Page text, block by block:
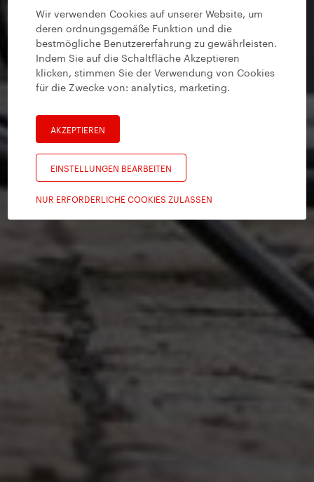
Wir verwenden Cookies auf unserer Website, um
deren ordnungsgemäße Funktion und die
bestmögliche Benutzererfahrung zu gewährleisten.
Indem Sie auf die Schaltfläche Akzeptieren
klicken, stimmen Sie der Verwendung von Cookies
für die Zwecke von:analytics, marketing.
AKZEPTIEREN
EINSTELLUNGEN BEARBEITEN
NUR ERFORDERLICHE COOKIES ZULASSEN